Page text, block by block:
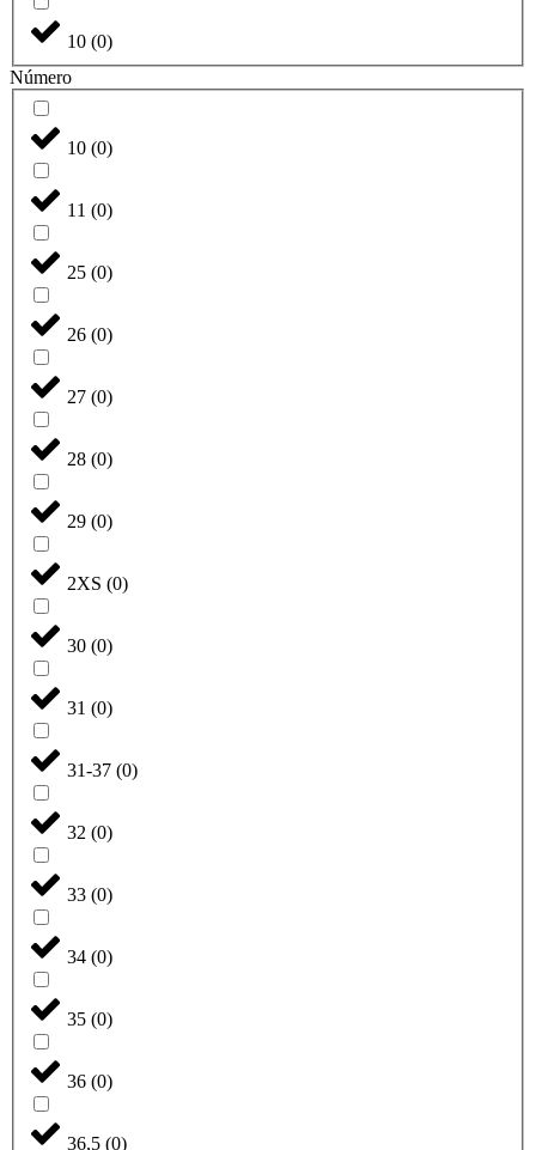
10 (0)
Número
10 (0)
11 (0)
25 (0)
26 (0)
27 (0)
28 (0)
29 (0)
2XS (0)
30 (0)
31 (0)
31-37 (0)
32 (0)
33 (0)
34 (0)
35 (0)
36 (0)
36,5 (0)